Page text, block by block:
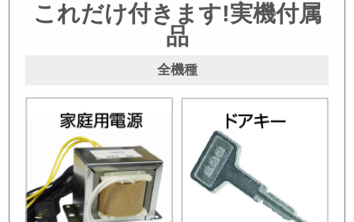
これだけ付きます!実機付属
品
全機種